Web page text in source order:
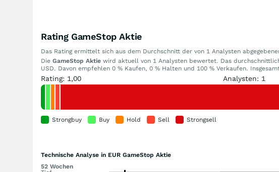
Rating GameStop Aktie
Das Rating ermittelt sich aus dem Durchschnitt der von 1 Analysten
Die GameStop Aktie wird aktuell von 1 Analysten bewertet. Das
USD. Davon empfehlen 0 % Kaufen, 0 % Halten und 100 % Verkaufen.
Rating: 1,00 Analysten: 1
Strongbuy Buy Hold Sell Strongsell
Technische Analyse in EUR GameStop Aktie
52 Wochen